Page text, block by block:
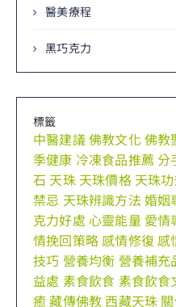
醫美療程
黑巧克力
標籤
中醫建議佛教文化佛教
季健康 冷凍食品推薦 分
石 天珠 天珠價格 天珠
禁忌 天珠辨識方法 婚姻
克力好處 心靈能量 愛情
情挽回策略 感情修復 感
技巧 營養均衡 營養補充
益處 素食飲食 素食飲食
癒藏傳佛教 西藏天珠